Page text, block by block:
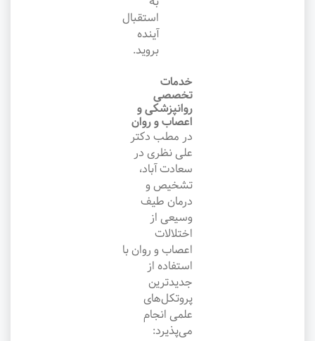
استقبال
آینده
بروید.
خدمات
تخصصی
روانپزشکی و
اعصاب و روان
در مطب دکتر
علی نظری در
سعادت آباد،
تشخیص و
درمان طیف
وسیعی از
اختلالات
اعصاب و روان با
استفاده از
جدیدترین
پروتکل‌های
علمی انجام
می‌پذیرد: